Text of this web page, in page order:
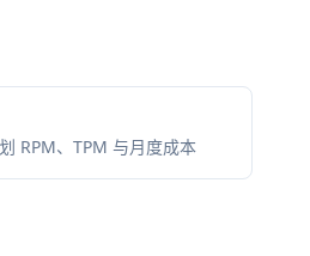
RPM、TPM 与月度成本